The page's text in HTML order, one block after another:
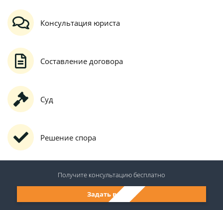
Консультация юриста
Составление договора
Суд
Решение спора
Задать вопрос
Получите консультациюбесплатно